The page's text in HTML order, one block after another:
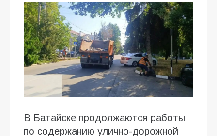
В Батайске продолжаются работы
по содержанию улично-дорожной